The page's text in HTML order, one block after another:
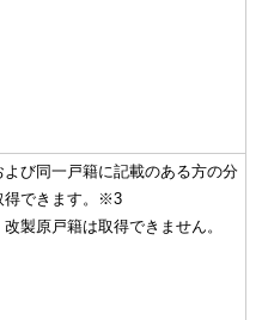
よび同一戸籍に記載のある方の分
得できます。※3
改製原戸籍は取得できません。